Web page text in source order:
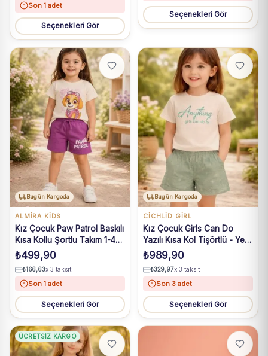
Son 1 adet
Seçenekleri Gör
Seçenekleri Gör
Bugün Kargoda
ALMIRA KIDS
Kız Çocuk Paw Patrol Baskılı
Kısa Kollu Şortlu Takım 1-4
Yaş
₺499,90
₺166,63x 3 taksit
Son 1 adet
Seçenekleri Gör
Bugün Kargoda
CİCHLİD GİRL
Kız Çocuk Girls Can Do
Yazılı Kısa Kol Tişörtlü - Yeşil
Renk Keten Şortlu Takım
₺989,90
₺329,97x 3 taksit
Son 3 adet
Seçenekleri Gör
ÜCRETSIZ KARGO